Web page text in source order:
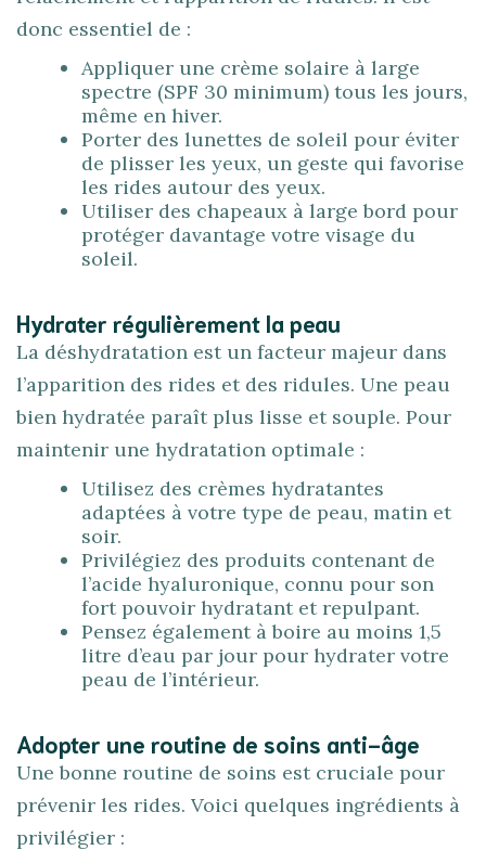
donc essentiel de :
Appliquer une crème solaire à large
spectre (SPF 30 minimum) tous les jours,
même en hiver.
Porter des lunettes de soleil pour éviter
de plisser les yeux, un geste qui favorise
les rides autour des yeux.
Utiliser des chapeaux à large bord pour
protéger davantage votre visage du
soleil.
Hydrater régulièrement la peau
La déshydratation est un facteur majeur dans
l’apparition des rides et des ridules. Une peau
bien hydratée paraît plus lisse et souple. Pour
maintenir une hydratation optimale :
Utilisez des crèmes hydratantes
adaptées à votre type de peau, matin et
soir.
Privilégiez des produits contenant de
l’acide hyaluronique, connu pour son
fort pouvoir hydratant et repulpant.
Pensez également à boire au moins 1,5
litre d’eau par jour pour hydrater votre
peau de l’intérieur.
Adopter une routine de soins anti-âge
Une bonne routine de soins est cruciale pour
prévenir les rides. Voici quelques ingrédients à
privilégier :